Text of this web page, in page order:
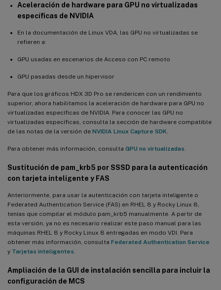
Aceleración de hardware para GPU no virtualizadas
específicas de NVIDIA
En la documentación de Linux VDA, las GPU no virtualizadas se
refieren a:
GPU usadas en escenarios de Acceso con PC remoto
GPU pasadas desde un hipervisor
Para que los gráficos HDX 3D Pro se rendericen con un rendimiento
superior, ahora habilitamos la aceleración de hardware para GPU no
virtualizadas específicas de NVIDIA. Para conocer las GPU no
virtualizadas específicas, consulta la sección de hardware compatible
de las notas de la versión de NVIDIA Linux Capture SDK
Para obtener más información, consulta GPU no virtualizadas
Sustitución de pam_krb5 por SSSD para la autenticación
con tarjeta inteligente y FAS
Anteriormente, para usar la autenticación con tarjeta inteligente o
Federated Authentication Service (FAS) en RHEL 8 y Rocky Linux 8,
tenías que compilar el módulo pam_krb5 manualmente. A partir de
esta versión, ya no es necesario realizar este paso manual para las
máquinas RHEL 8 y Rocky Linux 8 entregadas en modo VDI. Para
obtener más información, consulta Federated Authentication Service
y Tarjetas inteligentes
Ampliación de la GUI de instalación sencilla para incluir la
configuración de MCS